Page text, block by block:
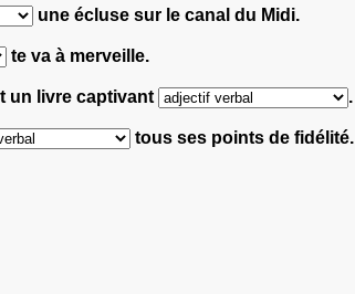
une écluse sur le canal du Midi.
te va à merveille.
un livre captivant .
tous ses points de fidélité.